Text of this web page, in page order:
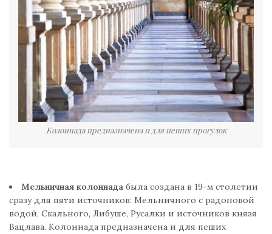
Колоннада предназначена и для пеших прогулок
Мельничная колоннада была создана в 19-м столетии
сразу для пяти источников: Мельничного с радоновой
водой, Скального, Либуше, Русалки и источников князя
Вацлава. Колоннада предназначена и для пеших